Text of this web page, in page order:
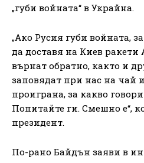
„губи войната“ в Украйна.
„Ако Русия губи войната,
да доставя на Киев ракети
върнат обратно, както и
заповядат при нас на чай
проиграна, за какво
Попитайте ги. Смешно е“,
президент.
По-рано Байдън заяви в